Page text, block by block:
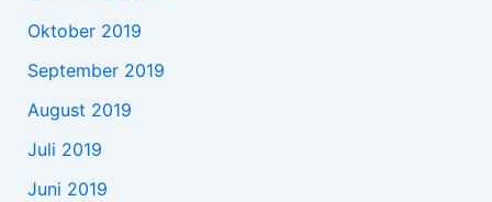
Oktober 2019
September 2019
August 2019
Juli 2019
Juni 2019